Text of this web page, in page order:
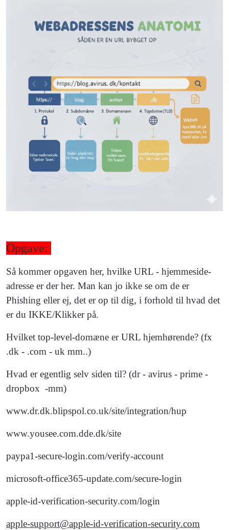
Opgave:
Så kommer opgaven her, hvilke URL - hjemmeside-
adresse er der her. Man kan jo ikke se om de er
Phishing eller ej, det er op til dig, i forhold til hvad det
er du IKKE/Klikker på.
Hvilket top-level-domæne er URL hjemhørende? (fx
.dk - .com - uk mm..)
Hvad er egentlig selv siden til? (dr - avirus - prime -
dropbox -mm)
www.dr.dk.blipspol.co.uk/site/integration/hup
www.yousee.com.dde.dk/site
paypa1-secure-login.com/verify-account
microsoft-office365-update.com/secure-login
apple-id-verification-security.com/login
apple-support@apple-id-verification-security.com